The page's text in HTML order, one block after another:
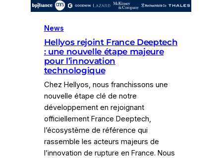
News
Hellyos rejoint France Deeptech
: une nouvelle étape majeure
pour l’innovation
technologique
Chez Hellyos, nous franchissons une
nouvelle étape clé de notre
développement en rejoignant
officiellement France Deeptech,
l’écosystème de référence qui
rassemble les acteurs majeurs de
l’innovation de rupture en France. Nous